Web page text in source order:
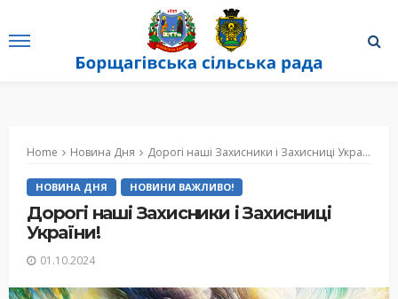
Home Новина Дня Дорогі наші Захисники і Захисниці України!
НОВИНА ДНЯ НОВИНИ ВАЖЛИВО!
Дорогі наші Захисники і Захисниці
України!
01.10.2024